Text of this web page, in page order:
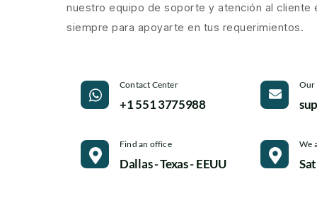
nuestro equipo de soporte y atención al cliente
siempre para apoyarte en tus requerimientos.
Contact Center
+1 551 3775988
Our
Find an office
Dallas - Texas - EEUU
We